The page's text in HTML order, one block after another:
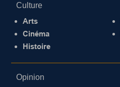
Culture
Arts
Cinéma
Histoire
Opinion